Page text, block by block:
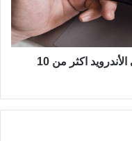
أفضل تطبيق لتهكير الألعاب على اﻷندرويد اكثر من 10